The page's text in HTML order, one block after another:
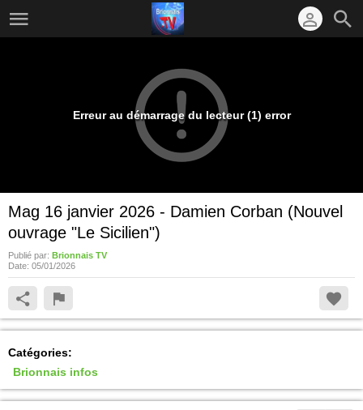
Erreur au démarrage du lecteur (1) error
Mag 16 janvier 2026 - Damien Corban (Nouvel
ouvrage "Le Sicilien")
Publié par: Brionnais TV
Date: 05/01/2026
Catégories:
Brionnais infos